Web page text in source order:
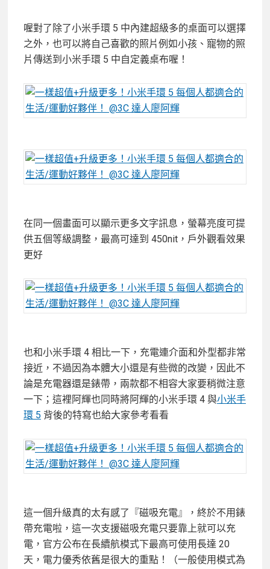
喔對了除了小米手環 5 中內建超級多的桌面可以選擇
之外，也可以將自己喜歡的照片例如小孩、寵物的照
片傳送到小米手環 5 中自定義桌布喔！
在同一個畫面可以顯示更多文字訊息，螢幕亮度可提
供五個等級調整，最高可達到 450nit，戶外觀看效果
更好
也和小米手環 4 相比一下，充電連介面和外型都非常
接近，不過因為本體大小還是有些微的改變，因此不
論是充電器還是錶帶，兩款都不相容大家要稍微注意
一下；這裡阿輝也同時將阿輝的小米手環 4 與小米手
環 5 背後的特寫也給大家參考看看
這一個升級真的太有感了『磁吸充電』，終於不用錶
帶充電啦，這一次支援磁吸充電只要靠上就可以充
電，官方公布在長續航模式下最高可使用長達 20
天，電力優秀依舊是很大的重點！（一般使用模式為